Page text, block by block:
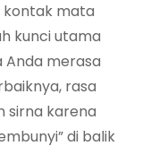
kontak mata
kunci utama
Anda merasa
rasa
sirna karena
di balik